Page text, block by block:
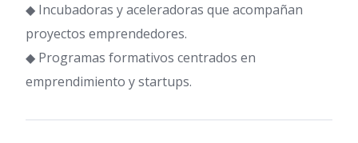
◆ Incubadoras y aceleradoras que acompañan
proyectos emprendedores.
◆ Programas formativos centrados en
emprendimiento y startups.